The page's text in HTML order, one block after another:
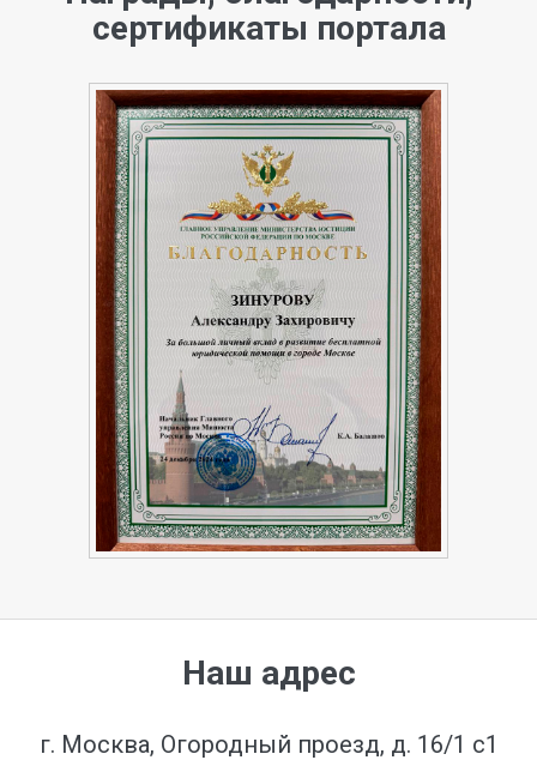
сертификаты портала
Наш адрес
г. Москва, Огородный проезд, д. 16/1 с1